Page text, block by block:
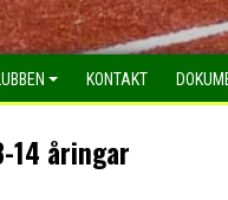
KONTAKT
14 åringar